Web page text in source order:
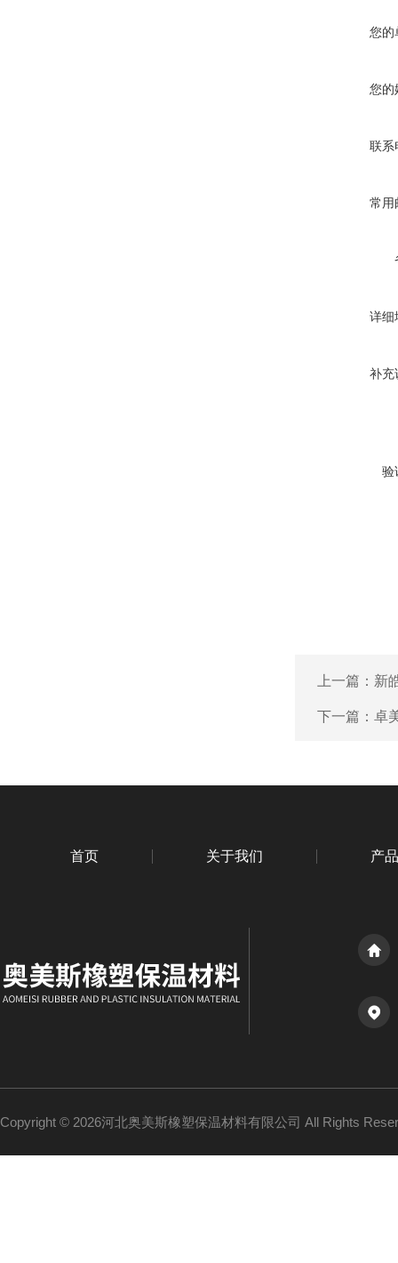
您的
您的
联系
常用
详细
补充
验
上一篇： 新
下一篇： 卓
首页 关于我们 产
Copyright © 2026河北奥美斯橡塑保温材料有限公司 All Rights